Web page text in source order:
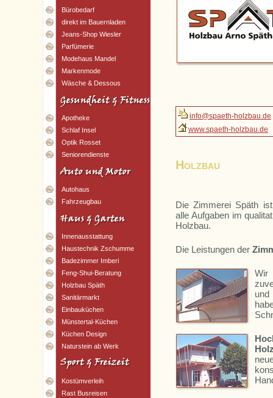
Bürobedarf
direkt im Bauernladen
Jeans-Shop Wiesler
Parfümerie
Modehaus Mandel
Markenmode
Wäsche & Dessous
Apotheke
Schlaf Insel
Optik Rosset
Seniorendienste
Autohaus
Fahrzeugbau
Innenausstattung
Haustechnik Zschumme
Badezimmer Imberi
Feng-Shui-Beratung
Holzbau Späth
Sanitärmarkt
Einbauküchen
Münstertal-Küchen
Küchen Design
Naturstein ab Werk
Kostümverleih
Rast Busreisen
info@spaeth-holzbau.de
www.spaeth-holzbau.de
Holzbau
Die Zimmerei Späth
alle Aufgaben im
Holzbau.
Die Leistungen der